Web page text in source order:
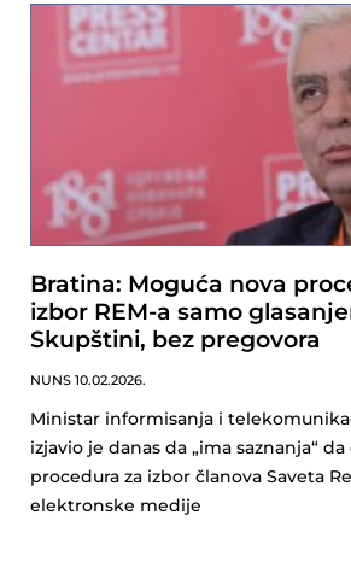
Bratina: Moguća nova
izbor REM-a samo
Skupštini, bez pregovora
NUNS 10.02.2026.
Ministar informisanja i
izjavio je danas da „ima saznanja“
procedura za izbor članova Saveta
elektronske medije